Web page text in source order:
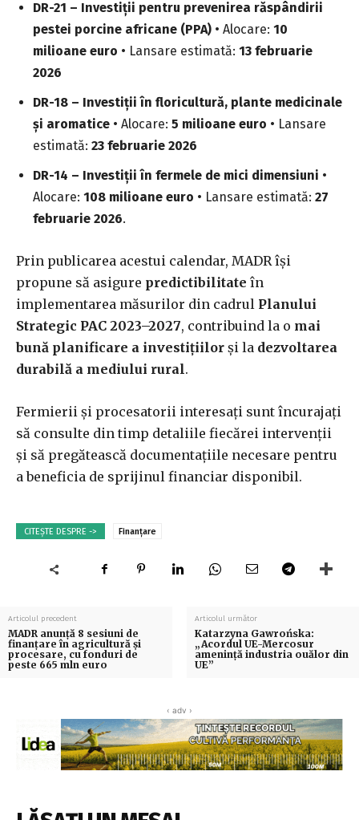
DR-21 – Investiţii pentru prevenirea răspândirii
pestei porcine africane (PPA) • Alocare: 10
milioane euro • Lansare estimată: 13 februarie
2026
DR-18 – Investiţii în floricultură, plante medicinale
şi aromatice • Alocare: 5 milioane euro • Lansare
estimată: 23 februarie 2026
DR-14 – Investiţii în fermele de mici dimensiuni •
Alocare: 108 milioane euro • Lansare estimată: 27
februarie 2026.
Prin publicarea acestui calendar, MADR își
propune să asigure predictibilitate în
implementarea măsurilor din cadrul Planului
Strategic PAC 2023–2027, contribuind la o mai
bună planificare a investițiilor și la dezvoltarea
durabilă a mediului rural.
Fermierii și procesatorii interesați sunt încurajați
să consulte din timp detaliile fiecărei intervenții
și să pregătească documentațiile necesare pentru
a beneficia de sprijinul financiar disponibil.
CITEȘTE DESPRE -> Finanțare
Articolul precedent
MADR anunţă 8 sesiuni de
finanţare în agricultură şi
procesare, cu fonduri de
peste 665 mln euro
Articolul următor
Katarzyna Gawrońska:
„Acordul UE-Mercosur
amenință industria ouălor din
UE”
‹ adv ›